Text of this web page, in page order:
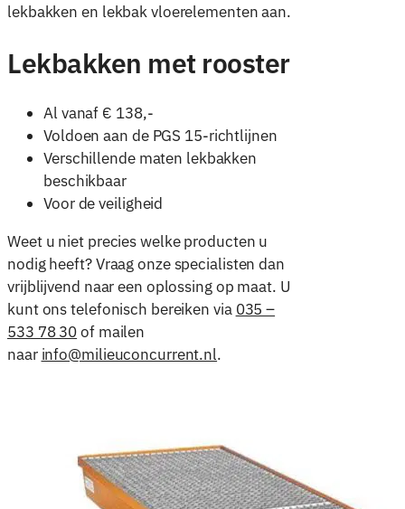
lekbakken en lekbak vloerelementen aan.
Lekbakken met rooster
Al vanaf € 138,-
Voldoen aan de PGS 15-richtlijnen
Verschillende maten lekbakken
beschikbaar
Voor de veiligheid
Weet u niet precies welke producten u
nodig heeft? Vraag onze specialisten dan
vrijblijvend naar een oplossing op maat. U
kunt ons telefonisch bereiken via 035 –
533 78 30of mailen
naar info@milieuconcurrent.nl.